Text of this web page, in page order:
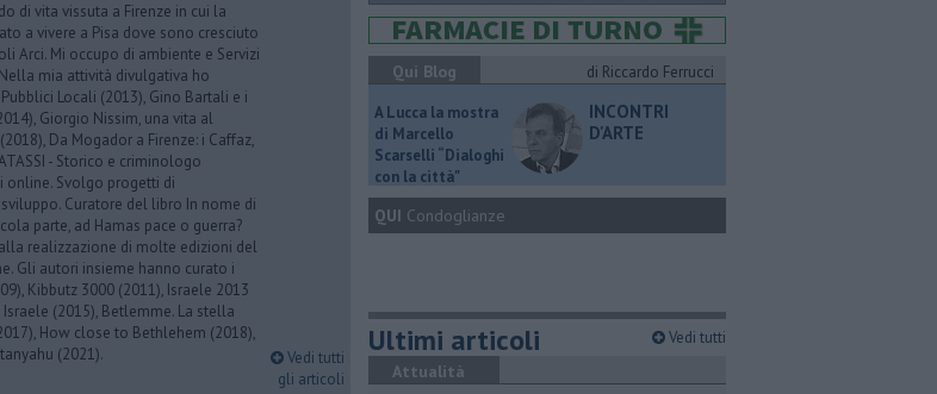
di vita vissuta a Firenze in cui la
a vivere a Pisa dove sono cresciuto
Arci. Mi occupo di ambiente e Servizi
mia attività divulgativa ho
Locali (2013), Gino Bartali e i
Giorgio Nissim, una vita al
Da Mogador a Firenze: i Caffaz,
- Storico e criminologo
online. Svolgo progetti di
Curatore del libro In nome di
parte, ad Hamas pace o guerra?
realizzazione di molte edizioni del
Gli autori insieme hanno curato i
Kibbutz 3000 (2011), Israele 2013
Israele (2015), Betlemme. La stella
How close to Bethlehem (2018),
(2021).
Vedi tutti
gli articoli
Qui Blog
di Riccardo Ferrucci
A Lucca la mostra
di Marcello
Scarselli “Dialoghi
con la città"
INCONTRI
D'ARTE
QUI Condoglianze
Ultimi articoli Vedi tutti
Attualità